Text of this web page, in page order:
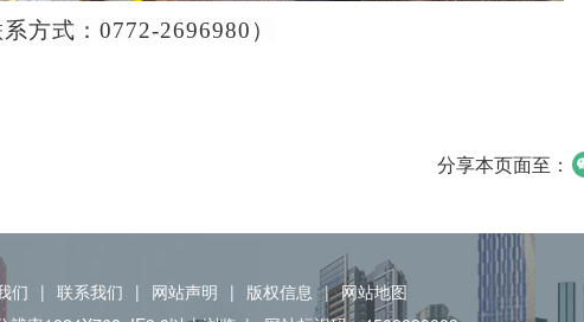
式：0772-2696980）
分享本页面至：
们 | 联系我们 | 网站声明 | 版权信息 | 网站地图